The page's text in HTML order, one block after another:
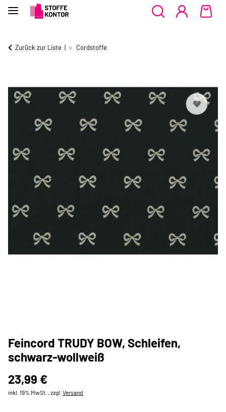
Zurück zur Liste Cordstoffe
Feincord TRUDY BOW, Schleifen,
schwarz-wollweiß
23,99 €
inkl. 19% MwSt. , zzgl. Versand